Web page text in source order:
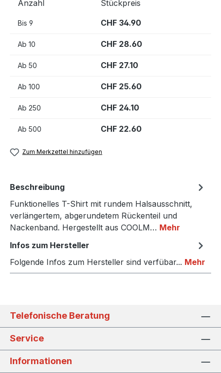
Anzahl Stückpreis
Bis 9 CHF 34.90
Ab 10 CHF 28.60
Ab 50 CHF 27.10
Ab 100 CHF 25.60
Ab 250 CHF 24.10
Ab 500 CHF 22.60
Zum Merkzettel hinzufügen
Beschreibung
Funktionelles T-Shirt mit rundem Halsausschnitt,
verlängertem, abgerundetem Rückenteil und
Nackenband. Hergestellt aus COOLM… Mehr
Infos zum Hersteller
Folgende Infos zum Hersteller sind verfübar... Mehr
Telefonische Beratung
Service
Informationen